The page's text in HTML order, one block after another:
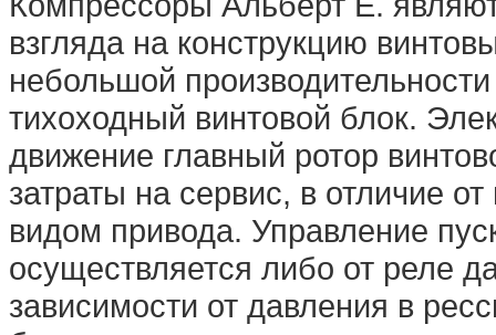
взгляда на конструкцию
небольшой
тихоходный винтовой блок.
движение главный ротор
затраты на сервис, в отличие
видом привода. Управление
осуществляется либо от реле
зависимости от давления в